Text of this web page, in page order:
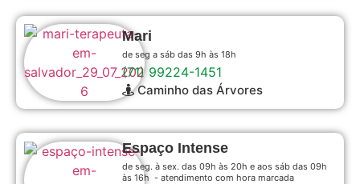
Mari
de seg a sáb das 9h às 18h
(71) 99224-1451
Caminho das Árvores
Espaço Intense
de seg. à sex. das 09h às 20h e aos sáb das 09h
às 16h - atendimento com hora marcada